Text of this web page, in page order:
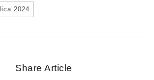
2024
Share Article